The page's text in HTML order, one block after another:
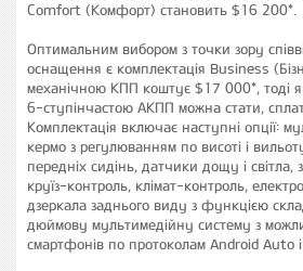
Comfort (Комфорт) становить $16 200*.
Оптимальним вибором з точки зору
оснащення є комплектація Business
механічною КПП коштує $17 000*, тоді
6-ступінчастою АКПП можна стати,
Комплектація включає наступні опції:
кермо з регулюванням по висоті і
передніх сидінь, датчики дощу і світла,
круїз-контроль, клімат-контроль,
дзеркала заднього виду з функцією
дюймову мультимедійну систему з
смартфонів по протоколам Android Auto